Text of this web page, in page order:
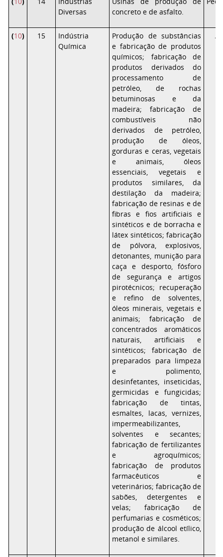
Diversas
concreto e de asfalto.
(10) 15
Indústria
Química
Produção de substâncias
e fabricação de produtos
químicos; fabricação de
produtos derivados do
processamento de
petróleo, de rochas
betuminosas e da
madeira; fabricação de
combustíveis não
derivados de petróleo,
produção de óleos,
gorduras e ceras, vegetais
e animais, óleos
essenciais, vegetais e
produtos similares, da
destilação da madeira;
fabricação de resinas e de
fibras e fios artificiais e
sintéticos e de borracha e
látex sintéticos; fabricação
de pólvora, explosivos,
detonantes, munição para
caça e desporto, fósforo
de segurança e artigos
pirotécnicos; recuperação
e refino de solventes,
óleos minerais, vegetais e
animais; fabricação de
concentrados aromáticos
naturais, artificiais e
sintéticos; fabricação de
preparados para limpeza
e polimento,
desinfetantes, inseticidas,
germicidas e fungicidas;
fabricação de tintas,
esmaltes, lacas, vernizes,
impermeabilizantes,
solventes e secantes;
fabricação de fertilizantes
e agroquímicos;
fabricação de produtos
farmacêuticos e
veterinários; fabricação de
sabões, detergentes e
velas; fabricação de
perfumarias e cosméticos;
produção de álcool etílico,
metanol e similares.